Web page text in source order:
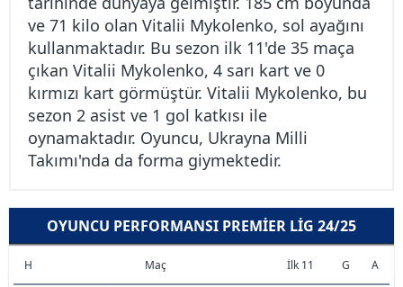
ve 71 kilo olan Vitalii Mykolenko, sol ayağını
kullanmaktadır. Bu sezon ilk 11'de 35 maça
çıkan Vitalii Mykolenko, 4 sarı kart ve 0
kırmızı kart görmüştür. Vitalii Mykolenko, bu
sezon 2 asist ve 1 gol katkısı ile
oynamaktadır. Oyuncu, Ukrayna Milli
Takımı'nda da forma giymektedir.
OYUNCU PERFORMANSI PREMIER LIG 24/25
H Maç İlk 11 G
A